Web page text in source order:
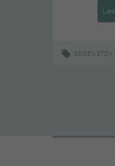
GROEN ETEN